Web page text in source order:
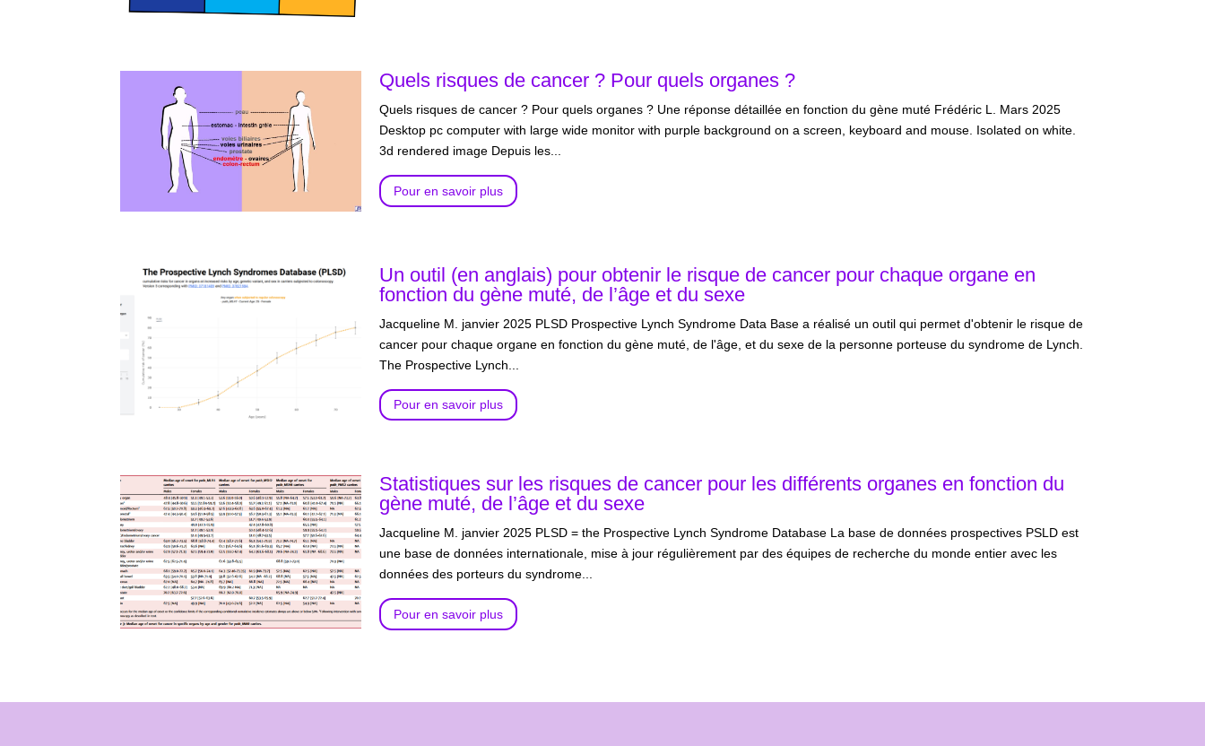
Quels risques de cancer ? Pour quels organes ?
Quels risques de cancer ? Pour quels organes ? Une réponse détaillée en fonction du gène muté Frédéric L. Mars 2025
Desktop pc computer with large wide monitor with purple background on a screen, keyboard and mouse. Isolated on white.
3d rendered image Depuis les...
Pour en savoir plus
Un outil (en anglais) pour obtenir le risque de cancer pour chaque organe en
fonction du gène muté, de l’âge et du sexe
Jacqueline M. janvier 2025 PLSD Prospective Lynch Syndrome Data Base a réalisé un outil qui permet d'obtenir le risque de
cancer pour chaque organe en fonction du gène muté, de l'âge, et du sexe de la personne porteuse du syndrome de Lynch.
The Prospective Lynch...
Pour en savoir plus
Statistiques sur les risques de cancer pour les différents organes en fonction du
gène muté, de l’âge et du sexe
Jacqueline M. janvier 2025 PLSD = the Prospective Lynch Syndrome Database La base de données prospectives PSLD est
une base de données internationale, mise à jour régulièrement par des équipes de recherche du monde entier avec les
données des porteurs du syndrome...
Pour en savoir plus